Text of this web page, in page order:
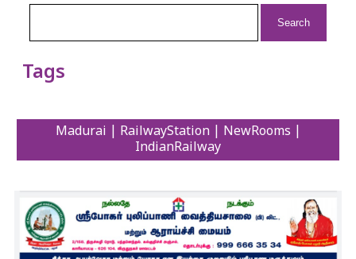
Tags
Madurai | RailwayStation | NewRooms |
IndianRailway